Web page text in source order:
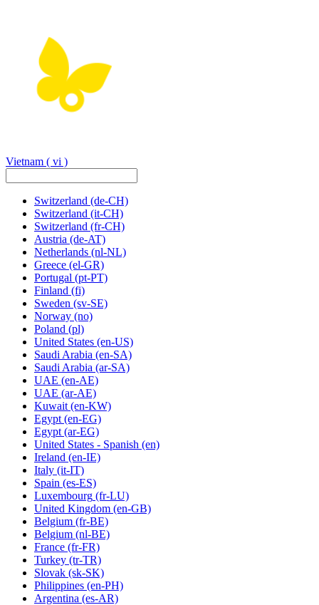
Vietnam ( vi )
Switzerland (de-CH)
Switzerland (it-CH)
Switzerland (fr-CH)
Austria (de-AT)
Netherlands (nl-NL)
Greece (el-GR)
Portugal (pt-PT)
Finland (fi)
Sweden (sv-SE)
Norway (no)
Poland (pl)
United States (en-US)
Saudi Arabia (en-SA)
Saudi Arabia (ar-SA)
UAE (en-AE)
UAE (ar-AE)
Kuwait (en-KW)
Egypt (en-EG)
Egypt (ar-EG)
United States - Spanish (en)
Ireland (en-IE)
Italy (it-IT)
Spain (es-ES)
Luxembourg (fr-LU)
United Kingdom (en-GB)
Belgium (fr-BE)
Belgium (nl-BE)
France (fr-FR)
Turkey (tr-TR)
Slovak (sk-SK)
Philippines (en-PH)
Argentina (es-AR)